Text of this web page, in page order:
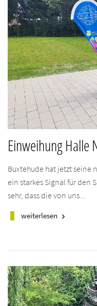
Einweihung Halle
Buxtehude hat jetzt seine
ein starkes Signal für den
sehr, dass die von uns...
weiterlesen keyboard_arrow_right